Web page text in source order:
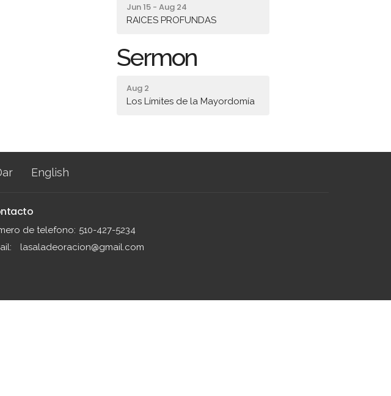
Jun 15 - Aug 24
RAICES PROFUNDAS
Sermon
Aug 2
Los Límites de la Mayordomía
English
de telefono: 510-427-5234
: lasaladeoracion@gmail.com